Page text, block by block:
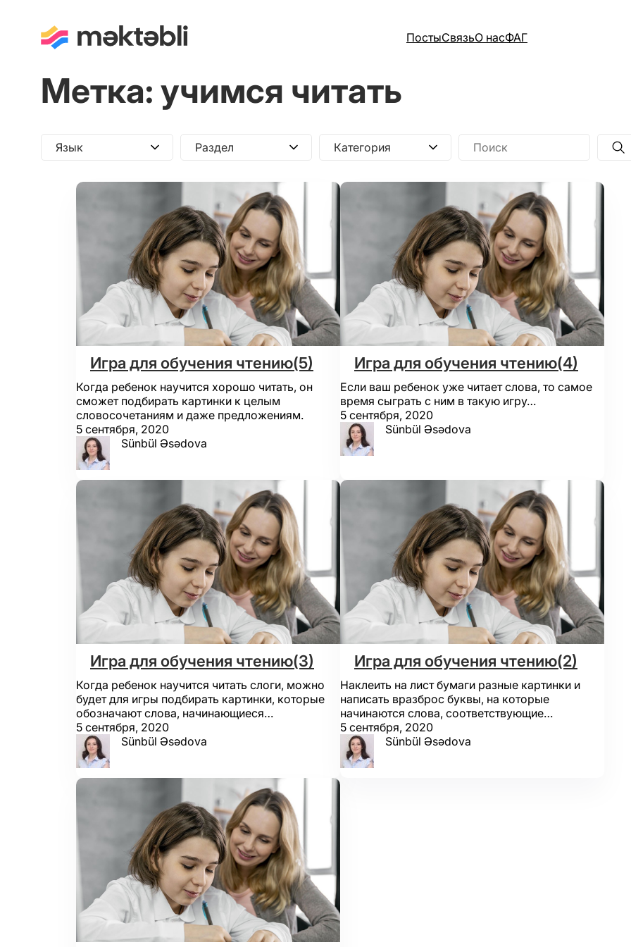
ПостыСвязьО насФАГ
Метка: учимся читать
Игра для обучения чтению(5)
Когда ребенок научится хорошо читать, он
сможет подбирать картинки к целым
словосочетаниям и даже предложениям.
5 сентября, 2020
Sünbül Əsədova
Игра для обучения чтению(4)
Если ваш ребенок уже читает слова, то самое
время сыграть с ним в такую игру…
5 сентября, 2020
Sünbül Əsədova
Игра для обучения чтению(3)
Когда ребенок научится читать слоги, можно
будет для игры подбирать картинки, которые
обозначают слова, начинающиеся…
5 сентября, 2020
Sünbül Əsədova
Игра для обучения чтению(2)
Наклеить на лист бумаги разные картинки и
написать вразброс буквы, на которые
начинаются слова, соответствующие…
5 сентября, 2020
Sünbül Əsədova